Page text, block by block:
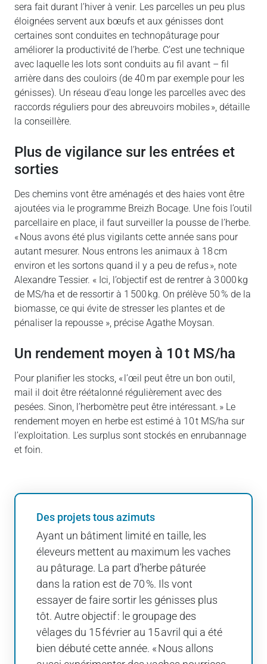
sera fait durant l’hiver à venir. Les parcelles un peu plus
éloignées servent aux bœufs et aux génisses dont
certaines sont conduites en technopâturage pour
améliorer la productivité de l’herbe. C’est une technique
avec laquelle les lots sont conduits au fil avant – fil
arrière dans des couloirs (de 40 m par exemple pour les
génisses). Un réseau d’eau longe les parcelles avec des
raccords réguliers pour des abreuvoirs mobiles », détaille
la conseillère.
Plus de vigilance sur les entrées et
sorties
Des chemins vont être aménagés et des haies vont être
ajoutées via le programme Breizh Bocage. Une fois l’outil
parcellaire en place, il faut surveiller la pousse de l’herbe.
« Nous avons été plus vigilants cette année sans pour
autant mesurer. Nous entrons les animaux à 18 cm
environ et les sortons quand il y a peu de refus », note
Alexandre Tessier. « Ici, l’objectif est de rentrer à 3 000 kg
de MS/ha et de ressortir à 1 500 kg. On prélève 50 % de la
biomasse, ce qui évite de stresser les plantes et de
pénaliser la repousse », précise Agathe Moysan.
Un rendement moyen à 10 t MS/ha
Pour planifier les stocks, « l’œil peut être un bon outil,
mail il doit être réétalonné régulièrement avec des
pesées. Sinon, l’herbomètre peut être intéressant. » Le
rendement moyen en herbe est estimé à 10 t MS/ha sur
l’exploitation. Les surplus sont stockés en enrubannage
et foin.
Des projets tous azimuts
Ayant un bâtiment limité en taille, les
éleveurs mettent au maximum les vaches
au pâturage. La part d’herbe pâturée
dans la ration est de 70 %. Ils vont
essayer de faire sortir les génisses plus
tôt. Autre objectif : le groupage des
vêlages du 15 février au 15 avril qui a été
bien débuté cette année. « Nous allons